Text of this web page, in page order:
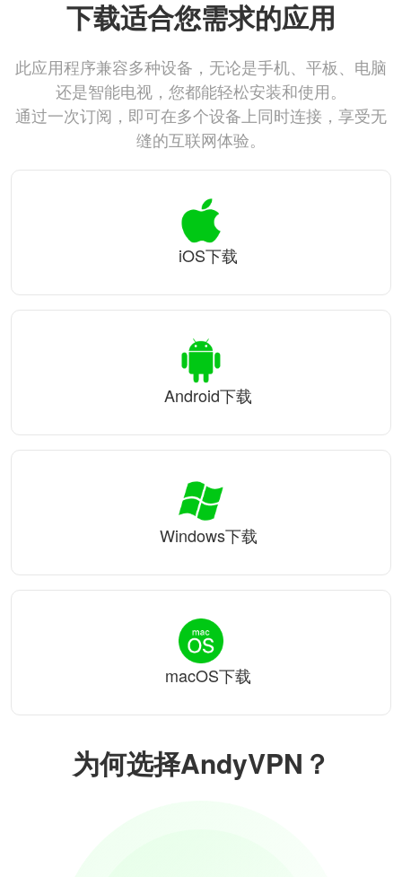
为何选择AndyVPN？
下载适合您需求的应用
此应用程序兼容多种设备，无论是手机、平板、电脑
还是智能电视，您都能轻松安装和使用。
通过一次订阅，即可在多个设备上同时连接，享受无
缝的互联网体验。
iOS下载
Android下载
Windows下载
macOS下载